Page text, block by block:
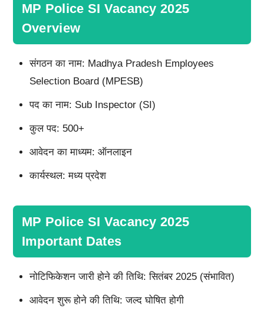
MP Police SI Vacancy 2025
Overview
संगठन का नाम: Madhya Pradesh Employees
Selection Board (MPESB)
पद का नाम: Sub Inspector (SI)
कुल पद: 500+
आवेदन का माध्यम: ऑनलाइन
कार्यस्थल: मध्य प्रदेश
MP Police SI Vacancy 2025
Important Dates
नोटिफिकेशन जारी होने की तिथि: सितंबर 2025 (संभावित)
आवेदन शुरू होने की तिथि: जल्द घोषित होगी